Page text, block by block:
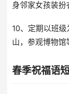
身邻家女孩装扮
10、定期以班
山，参观博物馆
春季祝福语